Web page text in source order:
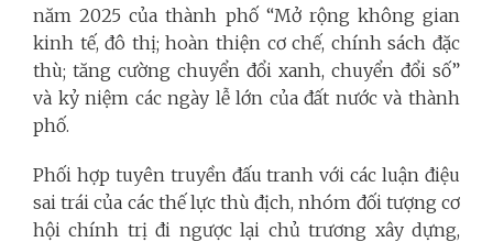
năm 2025 của thành phố “Mở rộng không gian
kinh tế, đô thị; hoàn thiện cơ chế, chính sách đặc
thù; tăng cường chuyển đổi xanh, chuyển đổi số”
và kỷ niệm các ngày lễ lớn của đất nước và thành
phố.
Phối hợp tuyên truyền đấu tranh với các luận điệu
sai trái của các thế lực thù địch, nhóm đối tượng cơ
hội chính trị đi ngược lại chủ trương xây dựng,